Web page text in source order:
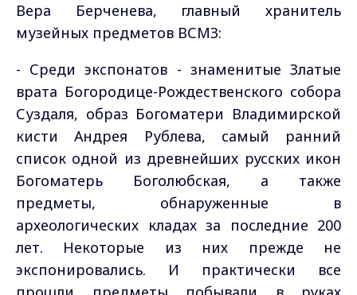
Вера Берченева, главный хранитель
музейных предметов ВСМЗ:
- Среди экспонатов - знаменитые Златые
врата Богородице-Рождественского собора
Суздаля, образ Богоматери Владимирской
кисти Андрея Рублева, самый ранний
список одной из древнейших русских икон
Богоматерь Боголюбская, а также
предметы, обнаруженные в
археологических кладах за последние 200
лет. Некоторые из них прежде не
экспонировались. И практически все